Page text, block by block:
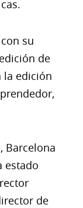
su
de
la edición
Barcelona
estado
de